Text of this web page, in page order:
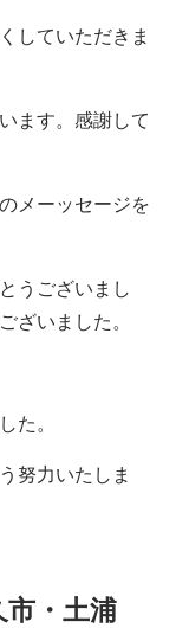
していただきま
ます。感謝して
メーッセージを
うございまし
ざいました。
た。
努力いたしま
・土浦